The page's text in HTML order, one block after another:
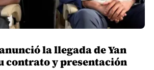
la llegada de Yan
contrato y presentación